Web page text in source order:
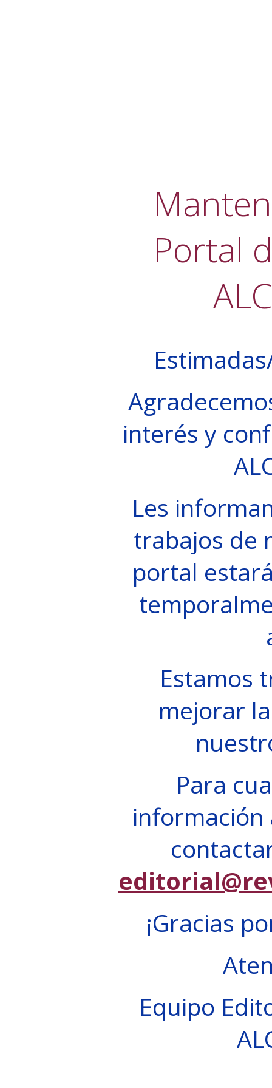
Portal
interés y
Les
trabajos de
portal
Estamos
mejorar
Para
información
¡Gracias
Equipo